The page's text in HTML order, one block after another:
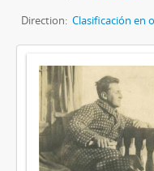
Direction: Clasificación en